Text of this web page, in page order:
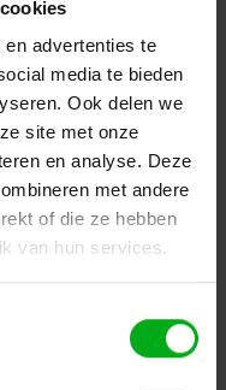
advertenties te
media te bieden
Ook delen we
site met onze
en analyse. Deze
met andere
of die ze hebben
van hun services.
uitvoering
85 40 15 92 9
ons op Facebook
ons op Linkedin